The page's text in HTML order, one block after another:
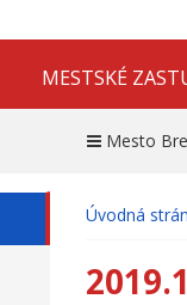
MESTSKÉ
Mesto
Úvodná